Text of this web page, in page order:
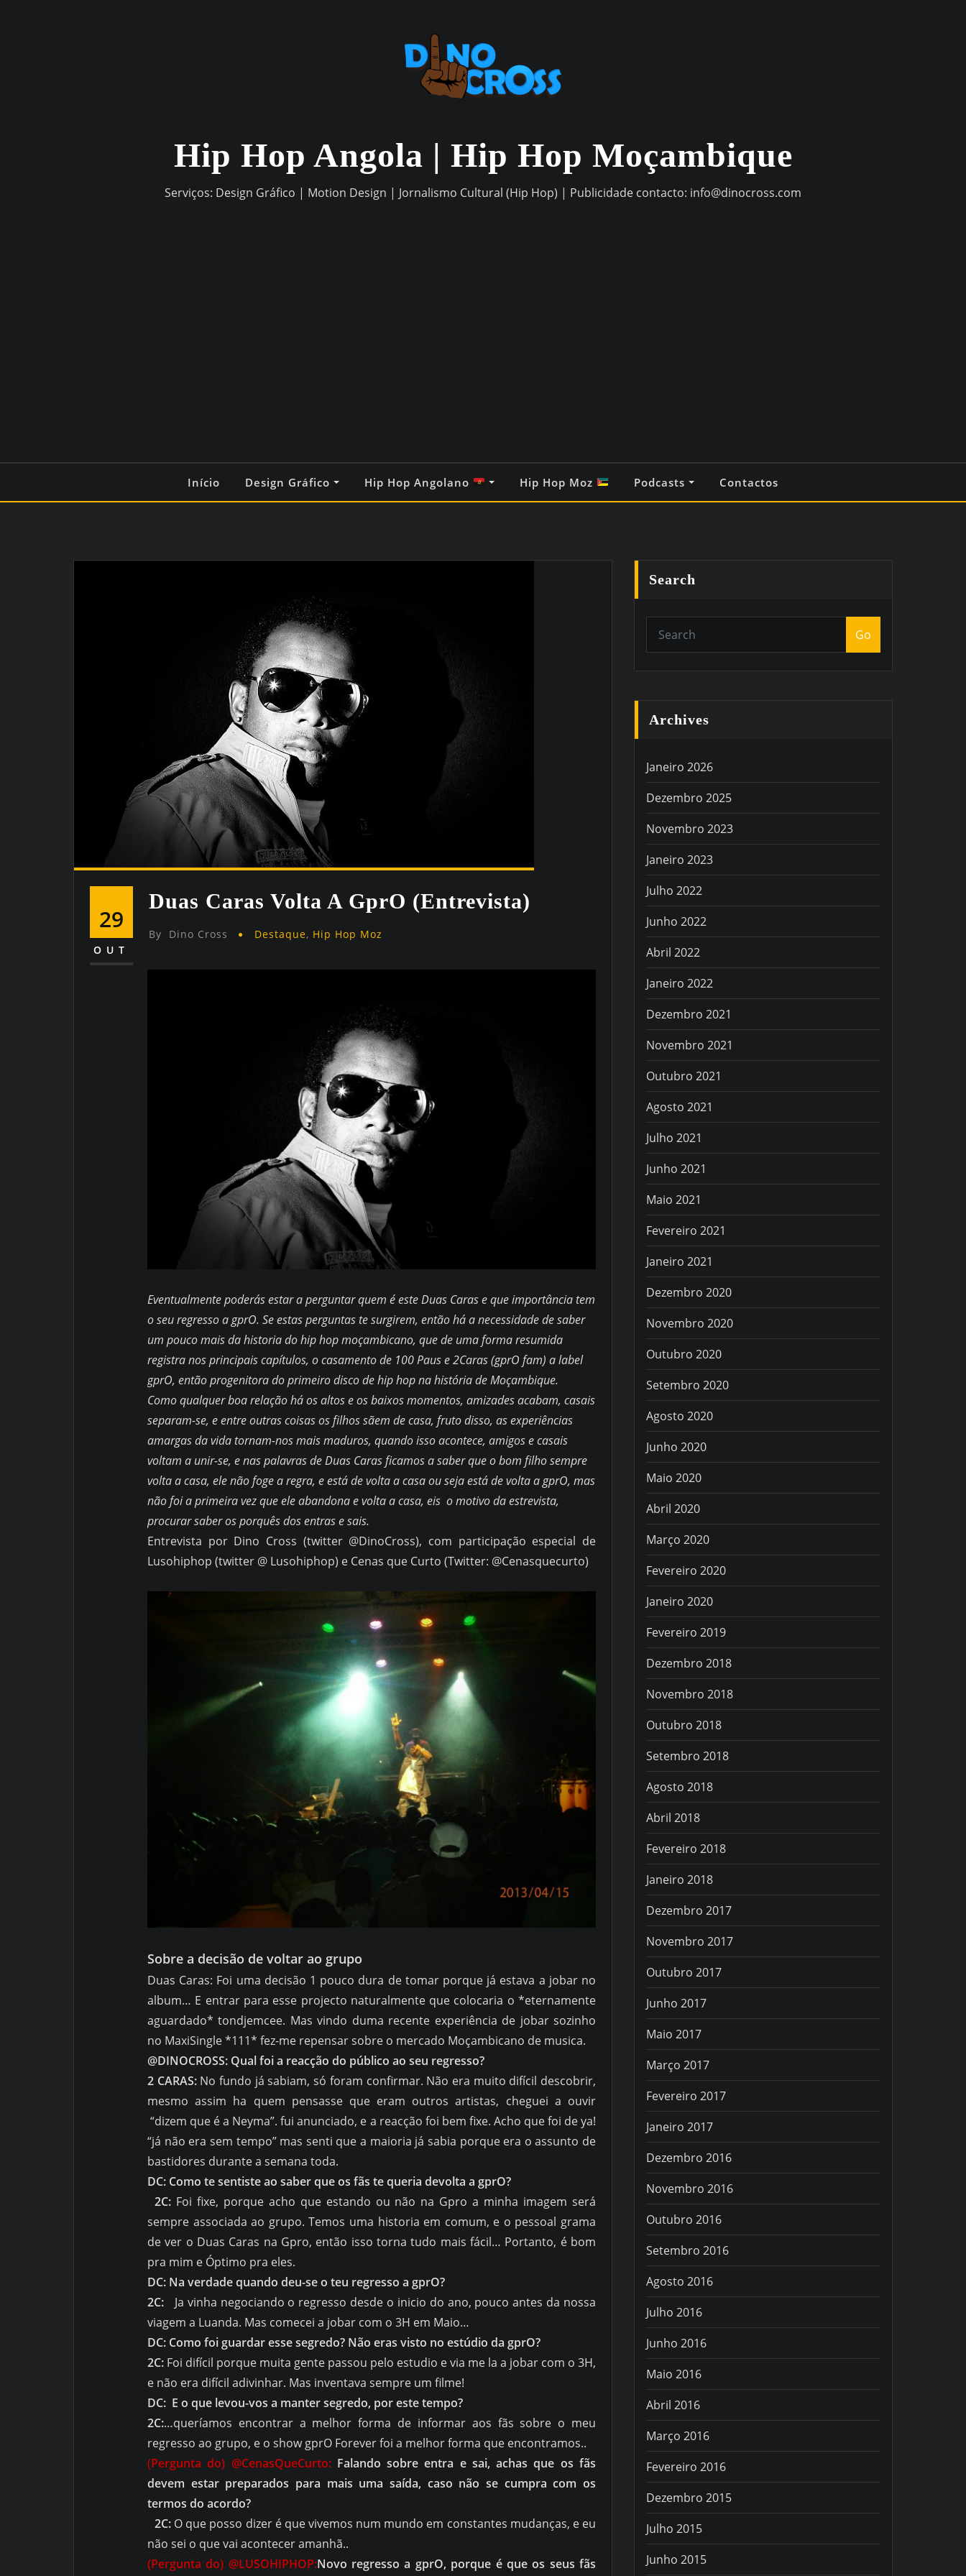
Hip Hop Angola | Hip Hop Moçambique
Serviços: Design Gráfico | Motion Design | Jornalismo Cultural (Hip Hop) | Publicidade contacto: info@dinocross.com
Início Design Gráfico Hip Hop Angolano Hip Hop Moz Podcasts Contactos
29
OUT
Duas Caras Volta A GprO (Entrevista)
By Dino Cross Destaque, Hip Hop Moz
Eventualmentepoderásestar a perguntar quem é este Duas Caras e que importância tem
o seu regresso a gprO. Se estas perguntas te surgirem, então há a necessidade de saber
um pouco mais da historia do hip hop moçambicano, que de uma forma resumida
registra nos principais capítulos, o casamento de 100 Paus e 2Caras (gprO fam) a label
gprO, então progenitora do primeiro disco de hip hop na história de Moçambique.
Como qualquer boa relação há os altos e os baixos momentos, amizades acabam, casais
separam-se, e entre outras coisas os filhos sãem de casa, fruto disso, as experiências
amargas da vida tornam-nos mais maduros, quando isso acontece, amigos e casais
voltam a unir-se, e nas palavras de Duas Caras ficamos a saber que o bom filho sempre
volta a casa, ele não foge a regra, e está de volta a casa ou seja está de volta a gprO, mas
não foi a primeira vez que ele abandona e volta a casa, eis o motivo da estrevista,
procurar saber os porquês dos entras e sais.
Entrevista por Dino Cross (twitter @DinoCross), com participação especial de
Lusohiphop (twitter @ Lusohiphop) e Cenas que Curto (Twitter: @Cenasquecurto)
Sobre a decisão de voltar ao grupo
Duas Caras: Foi uma decisão 1 pouco dura de tomar porque já estava a jobar no
album… E entrar para esse projecto naturalmente que colocaria o *eternamente
aguardado* tondjemcee. Mas vindo duma recente experiência de jobar sozinho
no MaxiSingle *111* fez-me repensar sobre o mercado Moçambicano de musica.
@DINOCROSS: Qual foi a reacção do público ao seu regresso?
2 CARAS:No fundo já sabiam, só foram confirmar. Não era muito difícil descobrir,
mesmo assim ha quem pensasse que eram outros artistas, cheguei a ouvir
“dizem que é a Neyma”. fui anunciado, e a reacção foi bem fixe. Acho que foi de ya!
“já não era sem tempo” mas senti que a maioria já sabia porque era o assunto de
bastidores durante a semana toda.
DC: Como te sentiste ao saber que os fãs te queria devolta a gprO?
2C: Foi fixe, porque acho que estando ou não na Gpro a minha imagem será
sempre associada ao grupo. Temos uma historia em comum, e o pessoal grama
de ver o Duas Caras na Gpro, então isso torna tudo mais fácil… Portanto, é bom
pra mim e Óptimo pra eles.
DC: Na verdade quando deu-se o teu regresso a gprO?
2C: Ja vinha negociando o regresso desde o inicio do ano, pouco antes da nossa
viagem a Luanda. Mas comecei a jobar com o 3H em Maio…
DC: Como foi guardar esse segredo? Não eras visto no estúdio da gprO?
2C: Foi difícil porque muita gente passou pelo estudio e via me la a jobar com o 3H,
e não era difícil adivinhar. Mas inventava sempre um filme!
DC: E o que levou-vos a manter segredo, por este tempo?
2C:…queríamos encontrar a melhor forma de informar aos fãs sobre o meu
regresso ao grupo, e o show gprO Forever foi a melhor forma que encontramos..
(Pergunta do) @CenasQueCurto: Falando sobre entra e sai, achas que os fãs
devem estar preparados para mais uma saída, caso não se cumpra com os
termos do acordo?
2C: O que posso dizer é que vivemos num mundo em constantes mudanças, e eu
não sei o que vai acontecer amanhã..
(Pergunta do) @LUSOHIPHOP:Novo regresso a gprO, porque é que os seus fãs
Search
Go
Archives
Janeiro 2026
Dezembro 2025
Novembro 2023
Janeiro 2023
Julho 2022
Junho 2022
Abril 2022
Janeiro 2022
Dezembro 2021
Novembro 2021
Outubro 2021
Agosto 2021
Julho 2021
Junho 2021
Maio 2021
Fevereiro 2021
Janeiro 2021
Dezembro 2020
Novembro 2020
Outubro 2020
Setembro 2020
Agosto 2020
Junho 2020
Maio 2020
Abril 2020
Março 2020
Fevereiro 2020
Janeiro 2020
Fevereiro 2019
Dezembro 2018
Novembro 2018
Outubro 2018
Setembro 2018
Agosto 2018
Abril 2018
Fevereiro 2018
Janeiro 2018
Dezembro 2017
Novembro 2017
Outubro 2017
Junho 2017
Maio 2017
Março 2017
Fevereiro 2017
Janeiro 2017
Dezembro 2016
Novembro 2016
Outubro 2016
Setembro 2016
Agosto 2016
Julho 2016
Junho 2016
Maio 2016
Abril 2016
Março 2016
Fevereiro 2016
Dezembro 2015
Julho 2015
Junho 2015